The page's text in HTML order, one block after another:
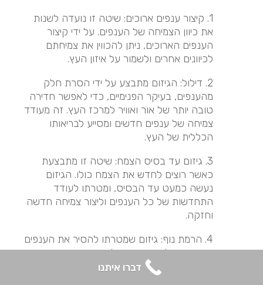
1. קיצור ענפים ארוכים: שיטה זו נועדה לשנות
את כיוון הצמיחה של הענפים. על ידי קיצור
הענפים הארוכים, ניתן להכווין את צמיחתם
לכיוונים אחרים ולשמור על איזון העץ.
2. דילול: הגיזום מתבצע על ידי הסרת חלק
מהענפים, בעיקר הפנימיים, כדי לאפשר חדירה
טובה יותר של אור ואוויר למרכז העץ. זה מעודד
צמיחה של ענפים חדשים ומסייע לבריאותו
הכללית של העץ.
3. גיזום עד בסיס הצמח: שיטה זו מתבצעת
כאשר רוצים לחדש את הצמח כולו. הגיזום
נעשה כמעט עד הבסיס, ומטרתו לעודד
התחדשות של כל הענפים וליצור צמיחה חדשה
וחזקה.
4. הרמת נוף: גיזום שמטרתו להסיר את הענפים
הנמוכים של העץ, ובכך להגביה את כיפת העץ
(הנוף). פעולה זו מקלה על תנועת אנשים וכלי
רכב מתחת לעץ והיא גם מאפשרת יותר אור
דברו איתנו